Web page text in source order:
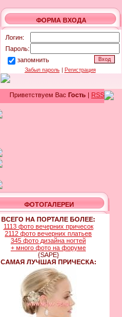
ФОРМА ВХОДА
Логин:
Пароль:
запомнить
Забыл пароль| Регистрация
Приветствуем Вас Гость | RSS
ФОТОГАЛЕРЕИ
ВСЕГО НА ПОРТАЛЕ БОЛЕЕ:
1113 фото вечерних причесок
2112 фото вечерних платьев
345 фото дизайна ногтей
+ много фото на форуме
{SAPE}
САМАЯ ЛУЧШАЯ ПРИЧЕСКА: